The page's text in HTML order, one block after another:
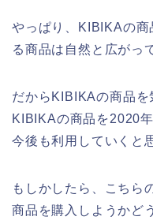
やっぱり、KIBIKAの商
る商品は自然と広がっ
だからKIBIKAの商品
KIBIKAの商品を2020
今後も利用していくと
もしかしたら、こちら
商品を購入しようかど